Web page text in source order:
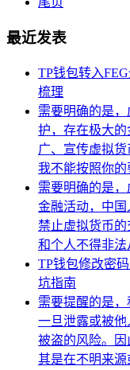
最近发表
TP钱包转入
梳理
需要明确的是
护，存在极大
广、宣传虚拟货
我不能按照你
需要明确的是
金融活动，中
禁止虚拟货币
和个人不得非
TP钱包修改密
坑指南
需要提醒的是，
一旦泄露或被
被盗的风险。
其是在不明来